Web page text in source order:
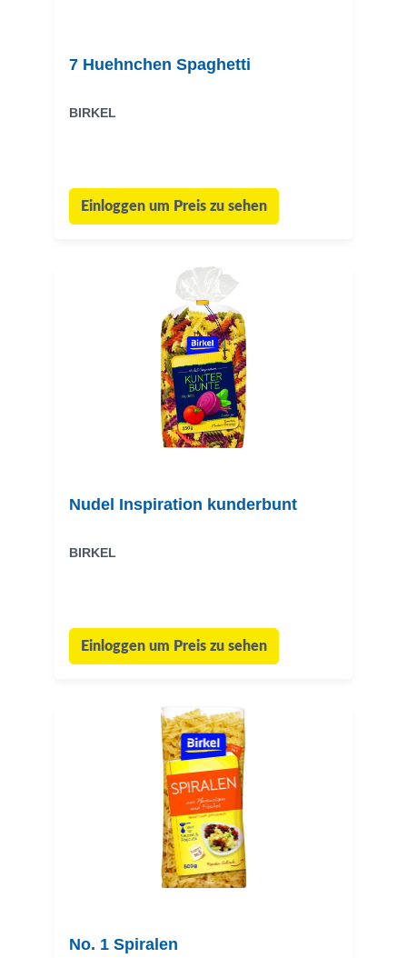
7 Huehnchen Spaghetti
BIRKEL
Einloggen um Preis zu sehen
Nudel Inspiration kunderbunt
BIRKEL
Einloggen um Preis zu sehen
No. 1 Spiralen